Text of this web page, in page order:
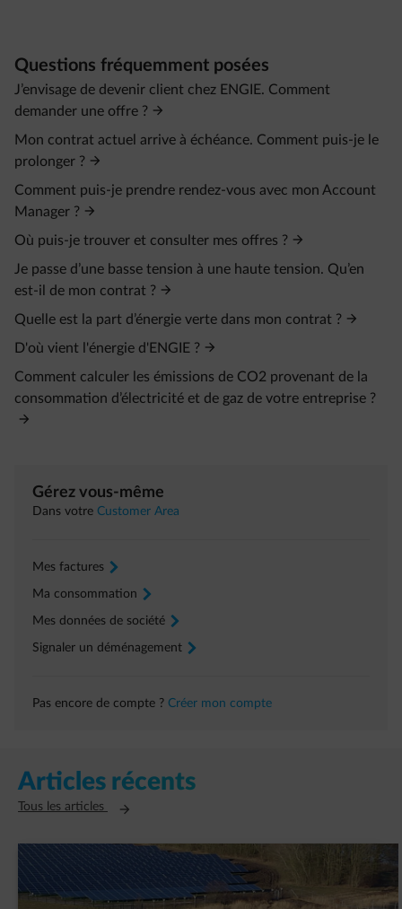
Questions fréquemment posées
J’envisage de devenir client chez ENGIE. Comment
demander une offre ?
Mon contrat actuel arrive à échéance. Comment puis-je le
prolonger ?
Comment puis-je prendre rendez-vous avec mon Account
Manager ?
Où puis-je trouver et consulter mes offres ?
Je passe d’une basse tension à une haute tension. Qu’en
est-il de mon contrat ?
Quelle est la part d’énergie verte dans mon contrat ?
D'où vient l'énergie d'ENGIE ?
Comment calculer les émissions de CO2 provenant de la
consommation d’électricité et de gaz de votre entreprise ?
Gérez vous-même
Dans votre Customer Area
Mes factures arrow-right
Ma consommation arrow-right
Mes données de société arrow-right
Signaler un déménagement arrow-right
Pas encore de compte ? Créer mon compte
Articles récents
Tous les articles Ouvre un nouvel onglet